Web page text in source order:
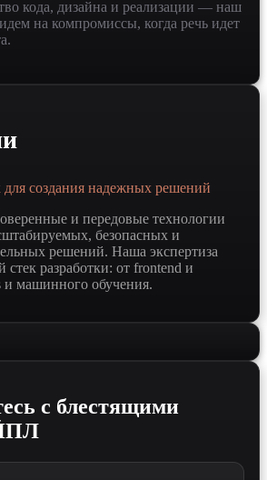
кода, дизайна и реализации — наш
на компромиссы, когда речь идет
создания надежных решений
и передовые технологии
безопасных и
решений. Наша экспертиза
разработки: от frontend и
и машинного обучения.
с блестящими